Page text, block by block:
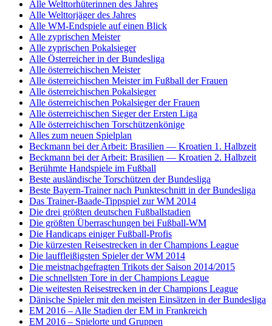
Alle Welttorhüterinnen des Jahres
Alle Welttorjäger des Jahres
Alle WM-Endspiele auf einen Blick
Alle zyprischen Meister
Alle zyprischen Pokalsieger
Alle Österreicher in der Bundesliga
Alle österreichischen Meister
Alle österreichischen Meister im Fußball der Frauen
Alle österreichischen Pokalsieger
Alle österreichischen Pokalsieger der Frauen
Alle österreichischen Sieger der Ersten Liga
Alle österreichischen Torschützenkönige
Alles zum neuen Spielplan
Beckmann bei der Arbeit: Brasilien — Kroatien 1. Halbzeit
Beckmann bei der Arbeit: Brasilien — Kroatien 2. Halbzeit
Berühmte Handspiele im Fußball
Beste ausländische Torschützen der Bundesliga
Beste Bayern-Trainer nach Punkteschnitt in der Bundesliga
Das Trainer-Baade-Tippspiel zur WM 2014
Die drei größten deutschen Fußballstadien
Die größten Überraschungen bei Fußball-WM
Die Handicaps einiger Fußball-Profis
Die kürzesten Reisestrecken in der Champions League
Die lauffleißigsten Spieler der WM 2014
Die meistnachgefragten Trikots der Saison 2014/2015
Die schnellsten Tore in der Champions League
Die weitesten Reisestrecken in der Champions League
Dänische Spieler mit den meisten Einsätzen in der Bundesliga
EM 2016 – Alle Stadien der EM in Frankreich
EM 2016 – Spielorte und Gruppen